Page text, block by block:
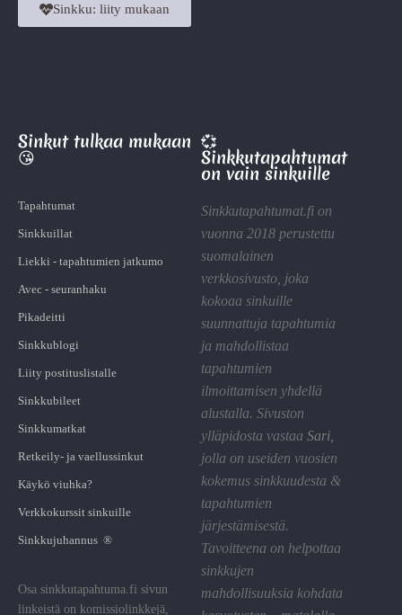
Sinkku: liity mukaan
Sinkut tulkaa mukaan
😘
Tapahtumat
Sinkkuillat
Liekki - tapahtumien jatkumo
Avec - seuranhaku
Pikadeitti
Sinkkublogi
Liity postituslistalle
Sinkkubileet
Sinkkumatkat
Retkeily- ja vaellussinkut
Käykö viuhka?
Verkkokurssit sinkuille
Sinkkujuhannus ®
Osa sinkkutapahtuma.fi sivun
linkeistä on komissiolinkkejä,
💞
Sinkkutapahtumat
on vain sinkuille
Sinkkutapahtumat.fi on
vuonna 2018 perustettu
suomalainen
verkkosivusto, joka
kokoaa sinkuille
suunnattuja tapahtumia
ja mahdollistaa
tapahtumien
ilmoittamisen yhdellä
alustalla. Sivuston
ylläpidosta vastaa Sari
jolla on useiden vuosien
kokemus sinkkuudesta &
tapahtumien
järjestämisestä.
Tavoitteena on helpottaa
sinkkujen
mahdollisuuksia kohdata